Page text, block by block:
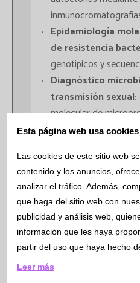
Epidemiología
de resistencia
genotípicos y
Diagnóstico
transmisión sexual:
molecular de
infecciones de
muestra con la pre-
sistema Seegene
diagnóstico
patrones de
vigilancia
Serología
Esta página web usa cookies
Las cookies de este sitio web
contenido y los anuncios,
analizar el tráfico. Además,
que haga del sitio web con
publicidad y análisis web,
información que les haya
partir del uso que haya hecho
Leer más